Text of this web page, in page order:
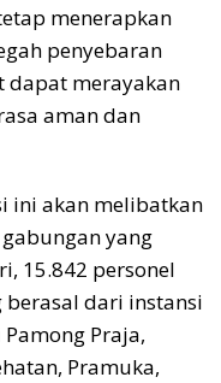
menerapkan
penyebaran
dapat merayakan
aman dan
ini akan melibatkan
yang
15.842 personel
berasal dari instansi
Praja,
Pramuka,